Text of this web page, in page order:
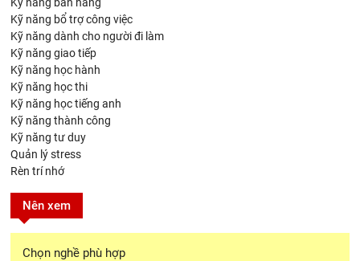
Kỹ năng bổ trợ công việc
Kỹ năng dành cho người đi làm
Kỹ năng giao tiếp
Kỹ năng học hành
Kỹ năng học thi
Kỹ năng học tiếng anh
Kỹ năng thành công
Kỹ năng tư duy
Quản lý stress
Rèn trí nhớ
Nên xem
Chọn nghề phù hợp